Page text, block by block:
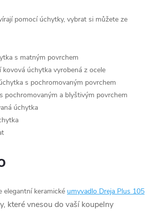
pomocí úchytky, vybrat si můžete ze
s matným povrchem
úchytka vyrobená z ocele
s pochromovaným povrchem
pochromovaným a blyštivým povrchem
úchytka
elegantní keramické umyvadlo Dreja Plus 105
které vnesou do vaší koupelny